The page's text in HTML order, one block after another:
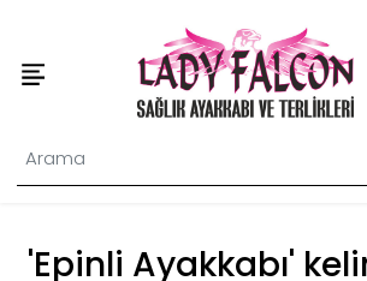
'Epinli Ayakkabı'